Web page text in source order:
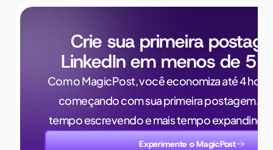
Crie sua primeira
LinkedIn em menos de 5
Com o MagicPost, você economiza até 4
começando com sua primeira postagem.
tempo escrevendo e mais tempo
Experimente o MagicPost